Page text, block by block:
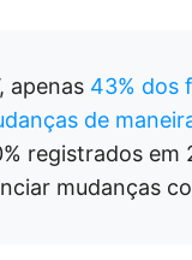
apenas 43% dos
de
registrados em
mudanças